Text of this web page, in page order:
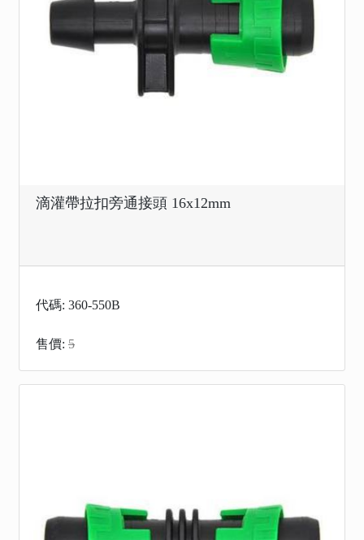
滴灌帶拉扣旁通接頭 16x12mm
代碼: 360-550B
售價: 5